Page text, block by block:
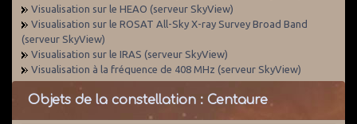
Visualisation sur le HEAO (serveur SkyView)
Visualisation sur le ROSAT All-Sky X-ray Survey Broad Band
(serveur SkyView)
Visualisation sur le IRAS (serveur SkyView)
Visualisation à la fréquence de 408 MHz (serveur SkyView)
Objets de la constellation : Centaure